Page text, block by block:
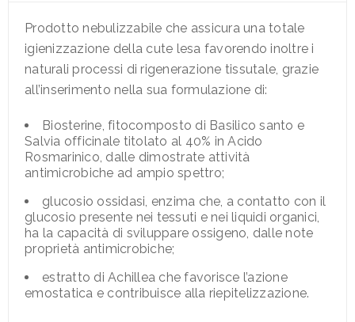
Prodotto nebulizzabile che assicura una totale
igienizzazione della cute lesa favorendo inoltre i
naturali processi di rigenerazione tissutale, grazie
all’inserimento nella sua formulazione di:
Biosterine, fitocomposto di Basilico santo e
Salvia officinale titolato al 40% in Acido
Rosmarinico, dalle dimostrate attività
antimicrobiche ad ampio spettro;
glucosio ossidasi, enzima che, a contatto con il
glucosio presente nei tessuti e nei liquidi organici,
ha la capacità di sviluppare ossigeno, dalle note
proprietà antimicrobiche;
estratto di Achillea che favorisce l’azione
emostatica e contribuisce alla riepitelizzazione.